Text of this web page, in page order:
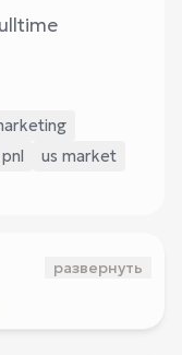
pnl
us market
развернуть